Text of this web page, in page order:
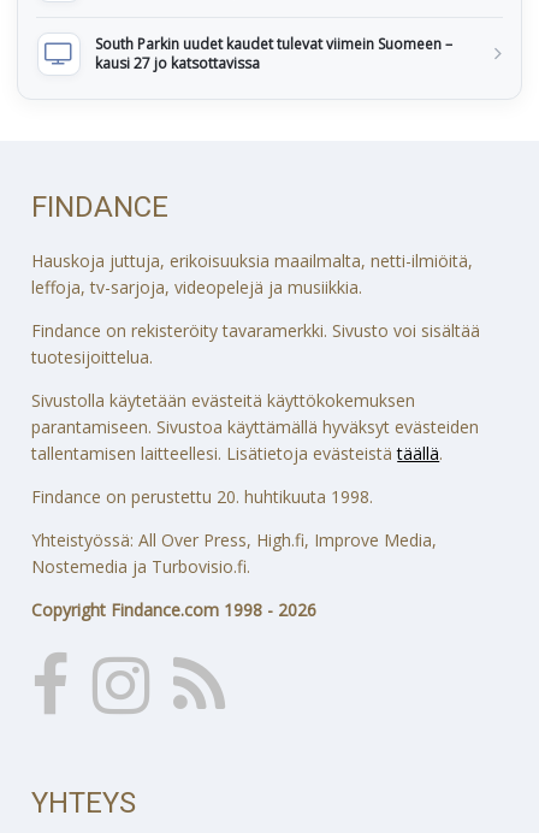
South Parkin uudet kaudet tulevat viimein Suomeen –
kausi 27 jo katsottavissa
FINDANCE
Hauskoja juttuja, erikoisuuksia maailmalta, netti-ilmiöitä,
leffoja, tv-sarjoja, videopelejä ja musiikkia.
Findance on rekisteröity tavaramerkki. Sivusto voi sisältää
tuotesijoittelua.
Sivustolla käytetään evästeitä käyttökokemuksen
parantamiseen. Sivustoa käyttämällä hyväksyt evästeiden
tallentamisen laitteellesi. Lisätietoja evästeistätäällä.
Findance on perustettu 20. huhtikuuta 1998.
Yhteistyössä: All Over Press, High.fi, Improve Media,
Nostemedia ja Turbovisio.fi.
Copyright Findance.com 1998 - 2026
YHTEYS